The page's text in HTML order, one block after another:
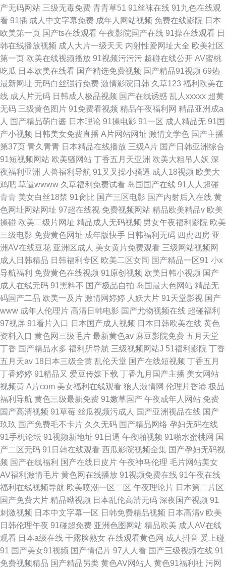
产无码网站 三级无毒免费 青青草51 91丝袜在线 91九色在线观
看 91插 成人中文字幕免费 成年人网站视频 免费在线影院 日本
欧美第一页 国产ts在线观看 午夜影院国产在线 91操在线观看 日
韩在线播放视频 成人大片一级天天 内射性爱网址大全 欧美社区
第一页 欧美在线视频播放 91视频污污污 超碰在线公开 AV蜜桃
吃瓜 日本欧美在线看 国产精选免费视频 国产精品91视频 69热
最新网址 无码白丝强行免费 激情影院日韩 久草123 福利欧美在
线 成人片无码 日韩成人极品视频 国产在线诱惑 乱人xxxxx 超黄
无码 三级黄色图片 91免费看视频 精品午夜福利网 精品亚洲成a
人 国产精品萌白酱 日本理论 91操电影 91一区 成人精品无 91国
产小视频 日韩美女免费直播 A片网站网址 激情文学色 国产主播
第37页 青久青青 日本精品在线播放 三级A片 国产日韩亚洲综合
91短视频网站 欧美骚网站 丁香五月天亚洲 欧美大粗吊人妖 深
夜福利亚洲
人兽福利导航 91叉叉操小骚逼 成人18视频 欧美大
鸡吧 草逼wwww 久草福利免费试看 岛国国产在线 91人人超碰
青青 美女白丝18禁 91肏比 国产三区电影 国产内射后入在线 黄
色网址网站网址 97超在线视 免费视频网站 精品欧美精品v 欧美
操碰 欧美二级片网址 精品成人无码视频 男女午夜福利影院 欧美
三级电影 免费黄色网址 成年版快手 日韩福利无码 四虎四房 亚
洲AV在线豆花 亚洲区成人 美女黄片免费观看 三级网站视频网
成人日韩精品 日韩福利专区 欧美二区女同 国产精品一区91 小x
导航福利 免费黄色在线视频 91原创视频 欧美日韩小视频 国产
成人在线无码 91黑料不 国产极品自拍 岛国最大色网站 精品无
码国产二品 欧美一及片 激情网婷婷 人妖大片 91天堂影视 国产
www 成年人伦理片 高清日韩电影 国产尤物视频在线 超碰福利
97视屏 91看片入口 日本国产成人视频 日本日韩欧美在线 黄色
资料入口 黄色网三级毛片 最新黄色av 麻豆影院免费 五月天堂
丁香 国产精品水多 福利所导航 三级视频网站J 51福利影院 丁香
五月天av 18日本三级全黄 乱伦天堂 国产在线短视频 丁香五月
丁香婷婷 91精品又 爱豆传媒下载 丁香九月国产主播 美女网站
视频黄 A片com 美女福利在线观看 狼人激情网 伦理片香港 极品
福利导航 黄色三级最新免费 91嫩草国产 午夜成年人网站 免费
国产高清视频 91草莓 丝瓜视频污成人 国产亚洲视品在线 国产
玖玖 国产免费毛不卡片 久久无码 国产精品网络 孕妇无码在线
91手机论坛 91视频新地址 91日逼 午夜啪视频 91啪水蜜桃网 国
产二区无码 91日韩在线观看 西瓜影院视频全集 国产孕妇无码视
频 国产在线福利 国产在线日皮片 午夜神马伦理 毛片网站美女
AV福利激情毛片 黄色网在线播放 91视频免费在线 91午夜在线
福利在线视频导航 欧美喷潮一区二区 午夜理论片 日本第二片区
国产免费大片 精品呦视频 日本乱伦高清无码 深夜国产视频 91
刺激视频 日本中文字幕一区 日韩免费精品视频 日本高清v 欧美
日韩伦理午夜 91碰超免费 亚洲色图网站 精品欧美 成人AV在线
观看 日本a级在线 干露脸熟女 在线观看黄色网 成人抖音 爰上碰
91 国产美女91视频 国产情侣片 97人人看 国产三级视频在线 91
免费视频精品 国产精品另类 黄色AV网站人 黄色91福利社 污网